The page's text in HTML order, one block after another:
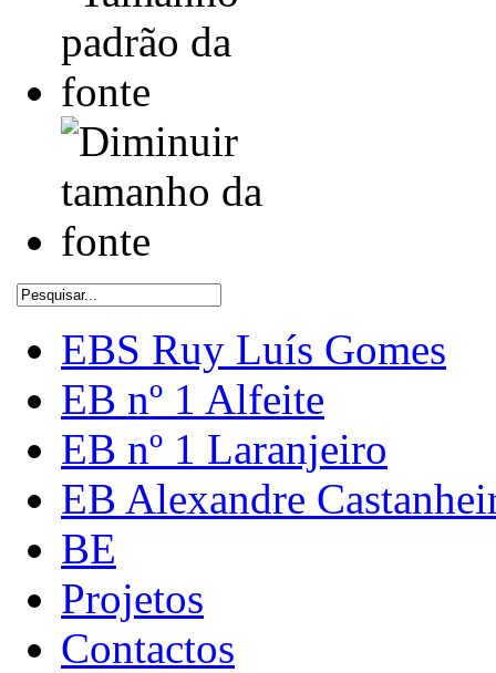
EBS Ruy Luís Gomes
EB nº 1 Alfeite
EB nº 1 Laranjeiro
EB Alexandre
BE
Projetos
Contactos